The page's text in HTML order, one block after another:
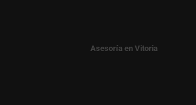
Asesoría en Vitoria